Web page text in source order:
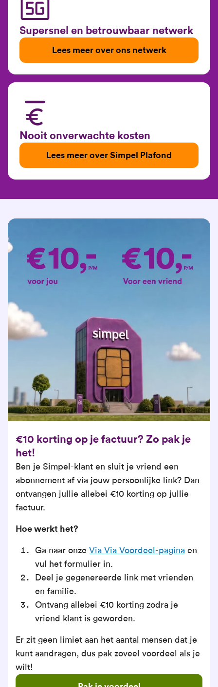
Supersnel en betrouwbaar netwerk
Lees meer over ons netwerk
Nooit onverwachte kosten
Lees meer over Simpel Plafond
€10 korting op je factuur? Zo pak je
het!
Ben je Simpel-klant en sluit je vriend een
abonnement af via jouw persoonlijke link? Dan
ontvangen jullie allebei €10 korting op jullie
factuur.
Hoe werkt het?
Ga naar onze Via Via Voordeel-pagina en
vul het formulier in.
Deel je gegenereerde link met vrienden
en familie.
Ontvang allebei €10 korting zodra je
vriend klant is geworden.
Er zit geen limiet aan het aantal mensen dat je
kunt aandragen, dus pak zoveel voordeel als je
wilt!